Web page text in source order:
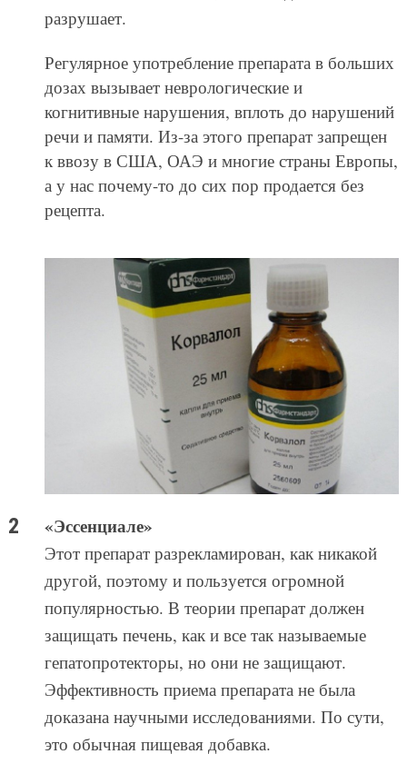
разрушает.
Регулярное употребление препарата в больших
дозах вызывает неврологические и
когнитивные нарушения, вплоть до нарушений
речи и памяти. Из-за этого препарат запрещен
к ввозу в США, ОАЭ и многие страны Европы,
а у нас почему-то до сих пор продается без
рецепта.
«Эссенциале»
Этот препарат разрекламирован, как никакой
другой, поэтому и пользуется огромной
популярностью. В теории препарат должен
защищать печень, как и все так называемые
гепатопротекторы, но они не защищают.
Эффективность приема препарата не была
доказана научными исследованиями. По сути,
это обычная пищевая добавка.